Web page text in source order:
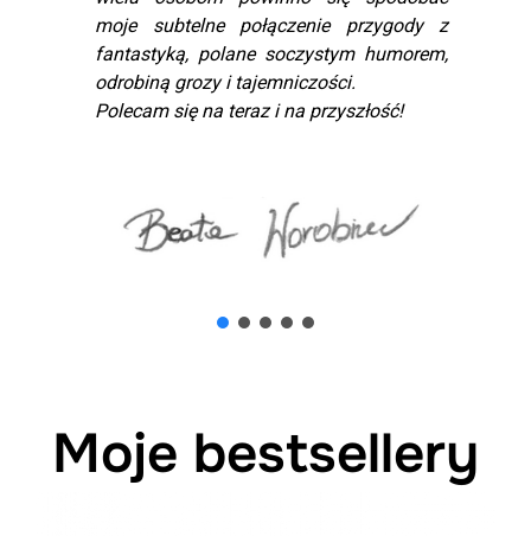
moje subtelne połączenie przygody z
fantastyką, polane soczystym humorem,
odrobiną grozy i tajemniczości.
Polecam się na teraz i na przyszłość!
Moje bestsellery